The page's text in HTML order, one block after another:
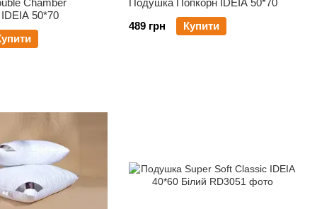
Chamber
50*70
Подушка Попкорн IDEIA 50*70
489 грн
Купити